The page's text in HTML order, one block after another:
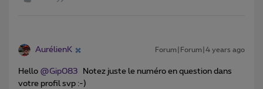
AurélienK Forum|Forum|4 years ago
Hello @Gip083 Notez juste le numéro en question dans
votre profil svp :-)